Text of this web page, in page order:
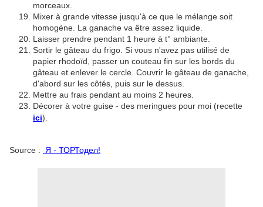
morceaux.
Mixer à grande vitesse jusqu'à ce que le mélange soit
homogène. La ganache va être assez liquide.
Laisser prendre pendant 1 heure à t° ambiante.
Sortir le gâteau du frigo. Si vous n'avez pas utilisé de
papier rhodoïd, passer un couteau fin sur les bords du
gâteau et enlever le cercle. Couvrir le gâteau de ganache,
d'abord sur les côtés, puis sur le dessus.
Mettre au frais pendant au moins 2 heures.
Décorer à votre guise - des meringues pour moi (recette
ici).
Source : Я - ТОРТодел!